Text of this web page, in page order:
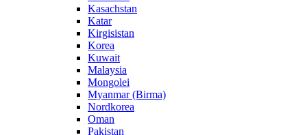
Kasachstan
Katar
Kirgisistan
Korea
Kuwait
Malaysia
Mongolei
Myanmar (Birma)
Nordkorea
Oman
Pakistan